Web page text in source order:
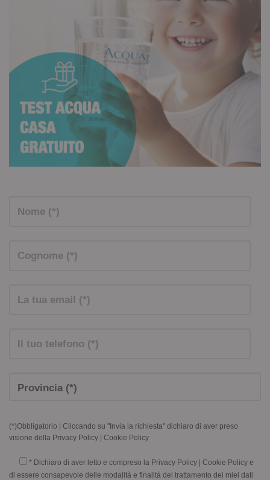
(*)Obbligatorio | Cliccando su "Invia la richiesta" dichiaro di aver preso
visione della Privacy Policy | Cookie Policy
* Dichiaro di aver letto e compreso la Privacy Policy | Cookie Policy e
di essere consapevole delle modalità e finalità del trattamento dei miei dati